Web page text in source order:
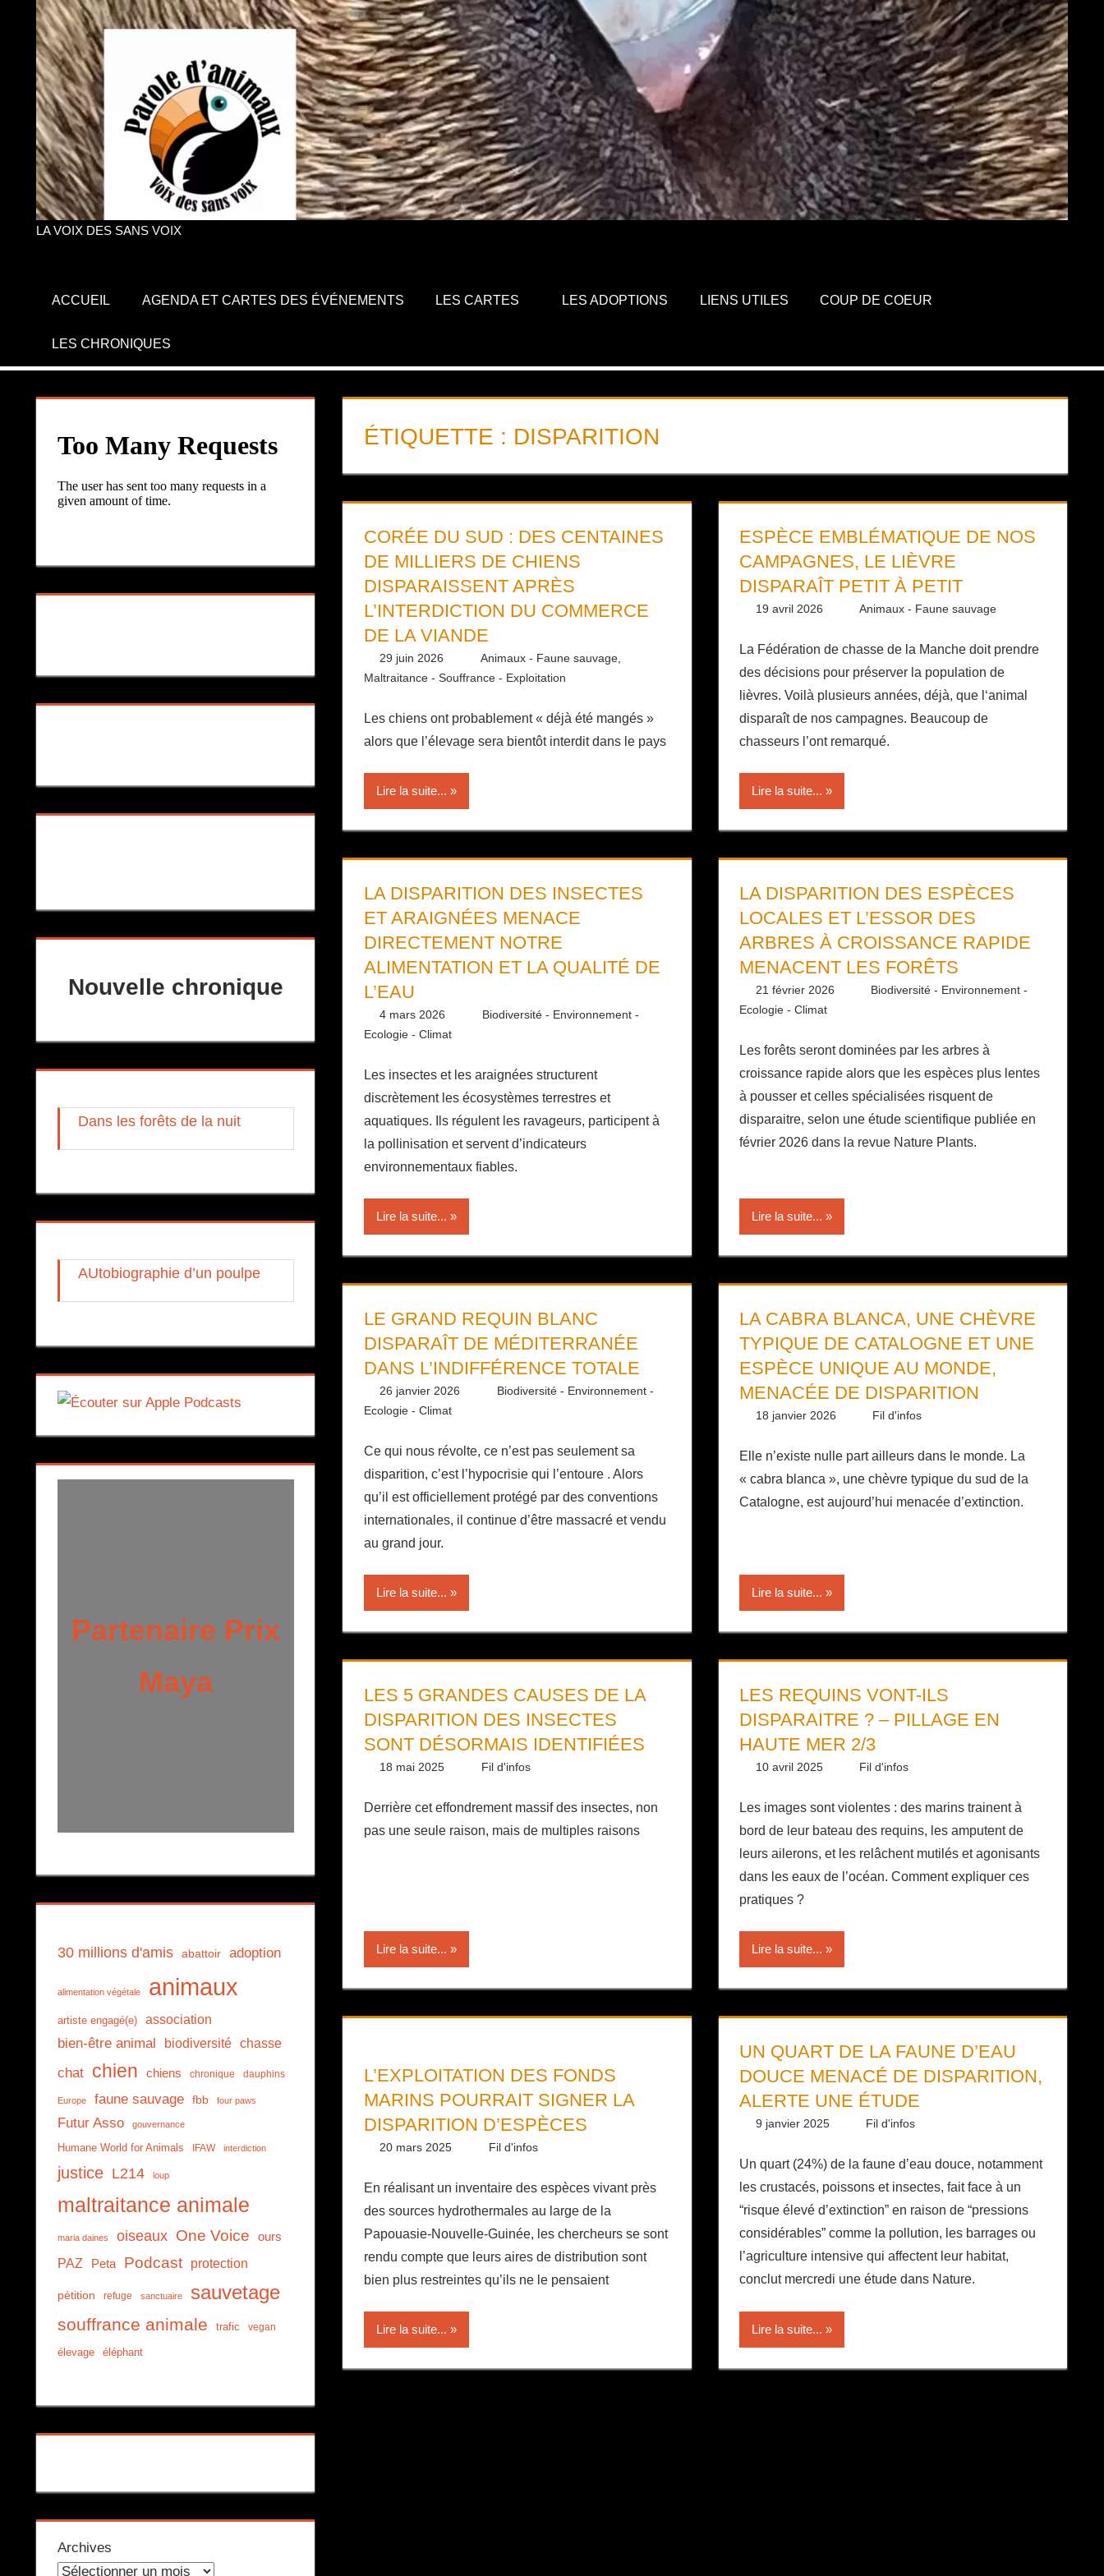
LA VOIX DES SANS VOIX
ACCUEIL AGENDA ET CARTES DES ÉVÉNEMENTS LES CARTES LES ADOPTIONS LIENS UTILES COUP DE COEUR
LES CHRONIQUES
ÉTIQUETTE : DISPARITION
CORÉE DU SUD : DES CENTAINES
DE MILLIERS DE CHIENS
DISPARAISSENT APRÈS
L’INTERDICTION DU COMMERCE
DE LA VIANDE
29 juin 2026 Daniel
Animaux - Faune sauvage,
Maltraitance - Souffrance - Exploitation
Les chiens ont probablement « déjà été mangés »
alors que l’élevage sera bientôt interdit dans le pays
Lire la suite...
ESPÈCE EMBLÉMATIQUE DE NOS
CAMPAGNES, LE LIÈVRE
DISPARAÎT PETIT À PETIT
19 avril 2026 Daniel
Animaux - Faune sauvage
La Fédération de chasse de la Manche doit prendre
des décisions pour préserver la population de
lièvres. Voilà plusieurs années, déjà, que l‘animal
disparaît de nos campagnes. Beaucoup de
chasseurs l’ont remarqué.
Lire la suite...
LA DISPARITION DES INSECTES
ET ARAIGNÉES MENACE
DIRECTEMENT NOTRE
ALIMENTATION ET LA QUALITÉ DE
L’EAU
4 mars 2026 Daniel
Biodiversité - Environnement -
Ecologie - Climat
Les insectes et les araignées structurent
discrètement les écosystèmes terrestres et
aquatiques. Ils régulent les ravageurs, participent à
la pollinisation et servent d’indicateurs
environnementaux fiables.
Lire la suite...
LA DISPARITION DES ESPÈCES
LOCALES ET L’ESSOR DES
ARBRES À CROISSANCE RAPIDE
MENACENT LES FORÊTS
21 février 2026 Daniel
Biodiversité - Environnement -
Ecologie - Climat
Les forêts seront dominées par les arbres à
croissance rapide alors que les espèces plus lentes
à pousser et celles spécialisées risquent de
disparaitre, selon une étude scientifique publiée en
février 2026 dans la revue Nature Plants.
Lire la suite...
LE GRAND REQUIN BLANC
DISPARAÎT DE MÉDITERRANÉE
DANS L’INDIFFÉRENCE TOTALE
26 janvier 2026 Daniel
Biodiversité - Environnement -
Ecologie - Climat
Ce qui nous révolte, ce n’est pas seulement sa
disparition, c’est l’hypocrisie qui l’entoure . Alors
qu’il est officiellement protégé par des conventions
internationales, il continue d’être massacré et vendu
au grand jour.
Lire la suite...
LA CABRA BLANCA, UNE CHÈVRE
TYPIQUE DE CATALOGNE ET UNE
ESPÈCE UNIQUE AU MONDE,
MENACÉE DE DISPARITION
18 janvier 2026 Daniel
Fil d'infos
Elle n’existe nulle part ailleurs dans le monde. La
« cabra blanca », une chèvre typique du sud de la
Catalogne, est aujourd’hui menacée d’extinction.
Lire la suite...
LES 5 GRANDES CAUSES DE LA
DISPARITION DES INSECTES
SONT DÉSORMAIS IDENTIFIÉES
18 mai 2025 Daniel
Fil d'infos
Derrière cet effondrement massif des insectes, non
pas une seule raison, mais de multiples raisons
Lire la suite...
LES REQUINS VONT-ILS
DISPARAITRE ? – PILLAGE EN
HAUTE MER 2/3
10 avril 2025 Daniel
Fil d'infos
Les images sont violentes : des marins trainent à
bord de leur bateau des requins, les amputent de
leurs ailerons, et les relâchent mutilés et agonisants
dans les eaux de l’océan. Comment expliquer ces
pratiques ?
Lire la suite...
L’EXPLOITATION DES FONDS
MARINS POURRAIT SIGNER LA
DISPARITION D’ESPÈCES
20 mars 2025 Daniel
Fil d'infos
En réalisant un inventaire des espèces vivant près
des sources hydrothermales au large de la
Papouasie-Nouvelle-Guinée, les chercheurs se sont
rendu compte que leurs aires de distribution sont
bien plus restreintes qu’ils ne le pensaient
Lire la suite...
UN QUART DE LA FAUNE D’EAU
DOUCE MENACÉ DE DISPARITION,
ALERTE UNE ÉTUDE
9 janvier 2025 Daniel
Fil d'infos
Un quart (24%) de la faune d’eau douce, notamment
les crustacés, poissons et insectes, fait face à un
“risque élevé d’extinction” en raison de “pressions
considérables” comme la pollution, les barrages ou
l’agriculture intensive qui affectent leur habitat,
conclut mercredi une étude dans Nature.
Lire la suite...
Nouvelle chronique
Dans les forêts de la nuit
AUtobiographie d’un poulpe
Partenaire Prix
Maya
30 millions d'amis abattoir adoption
alimentation végétale animaux
artiste engagé(e) association
bien-être animal biodiversité chasse
chat chien chiens chronique dauphins
Europe faune sauvage fbb four paws
Futur Asso gouvernance
Humane World for Animals IFAW interdiction
justice L214 loup
maltraitance animale
maria daines oiseaux One Voice ours
PAZ Peta Podcast protection
pétition refuge sanctuaire sauvetage
souffrance animale trafic vegan
élevage éléphant
Archives